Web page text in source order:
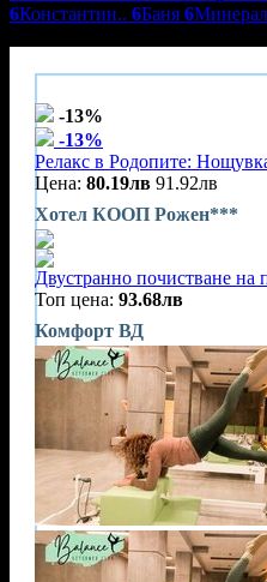
6Константин.. 6Баня 6
-13%
-13%
Релакс в Родопите:
Цена: 80.19лв 91.92лв
Хотел КООП Рожен***
Двустранно почистване на
Топ цена: 93.68лв
Комфорт ВД